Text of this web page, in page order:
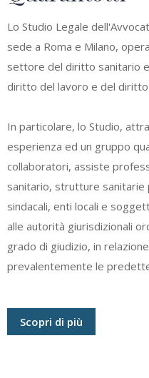
Lo Studio Legale
sede a Roma e Milano,
settore del diritto sanitario
diritto del lavoro e del
In particolare, lo Studio,
esperienza ed un gruppo
collaboratori, assiste
sanitario, strutture sanitarie
sindacali, enti locali e
alle autorità giurisdizionali
grado di giudizio, in
prevalentemente le
Scopri di più